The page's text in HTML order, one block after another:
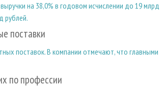
на 38,0% в годовом исчислении до 19 млрд
рублей.
поставки
поставок. В компании отмечают, что главными
по профессии